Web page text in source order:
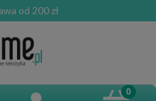
od 200 zł